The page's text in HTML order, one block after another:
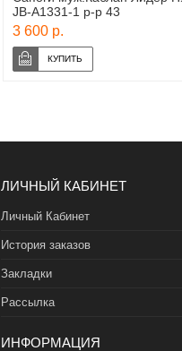
JB-A1331-1 р-р 43
3 600 р.
ЛИЧНЫЙ КАБИНЕТ
Личный Кабинет
История заказов
Закладки
Рассылка
ИНФОРМАЦИЯ